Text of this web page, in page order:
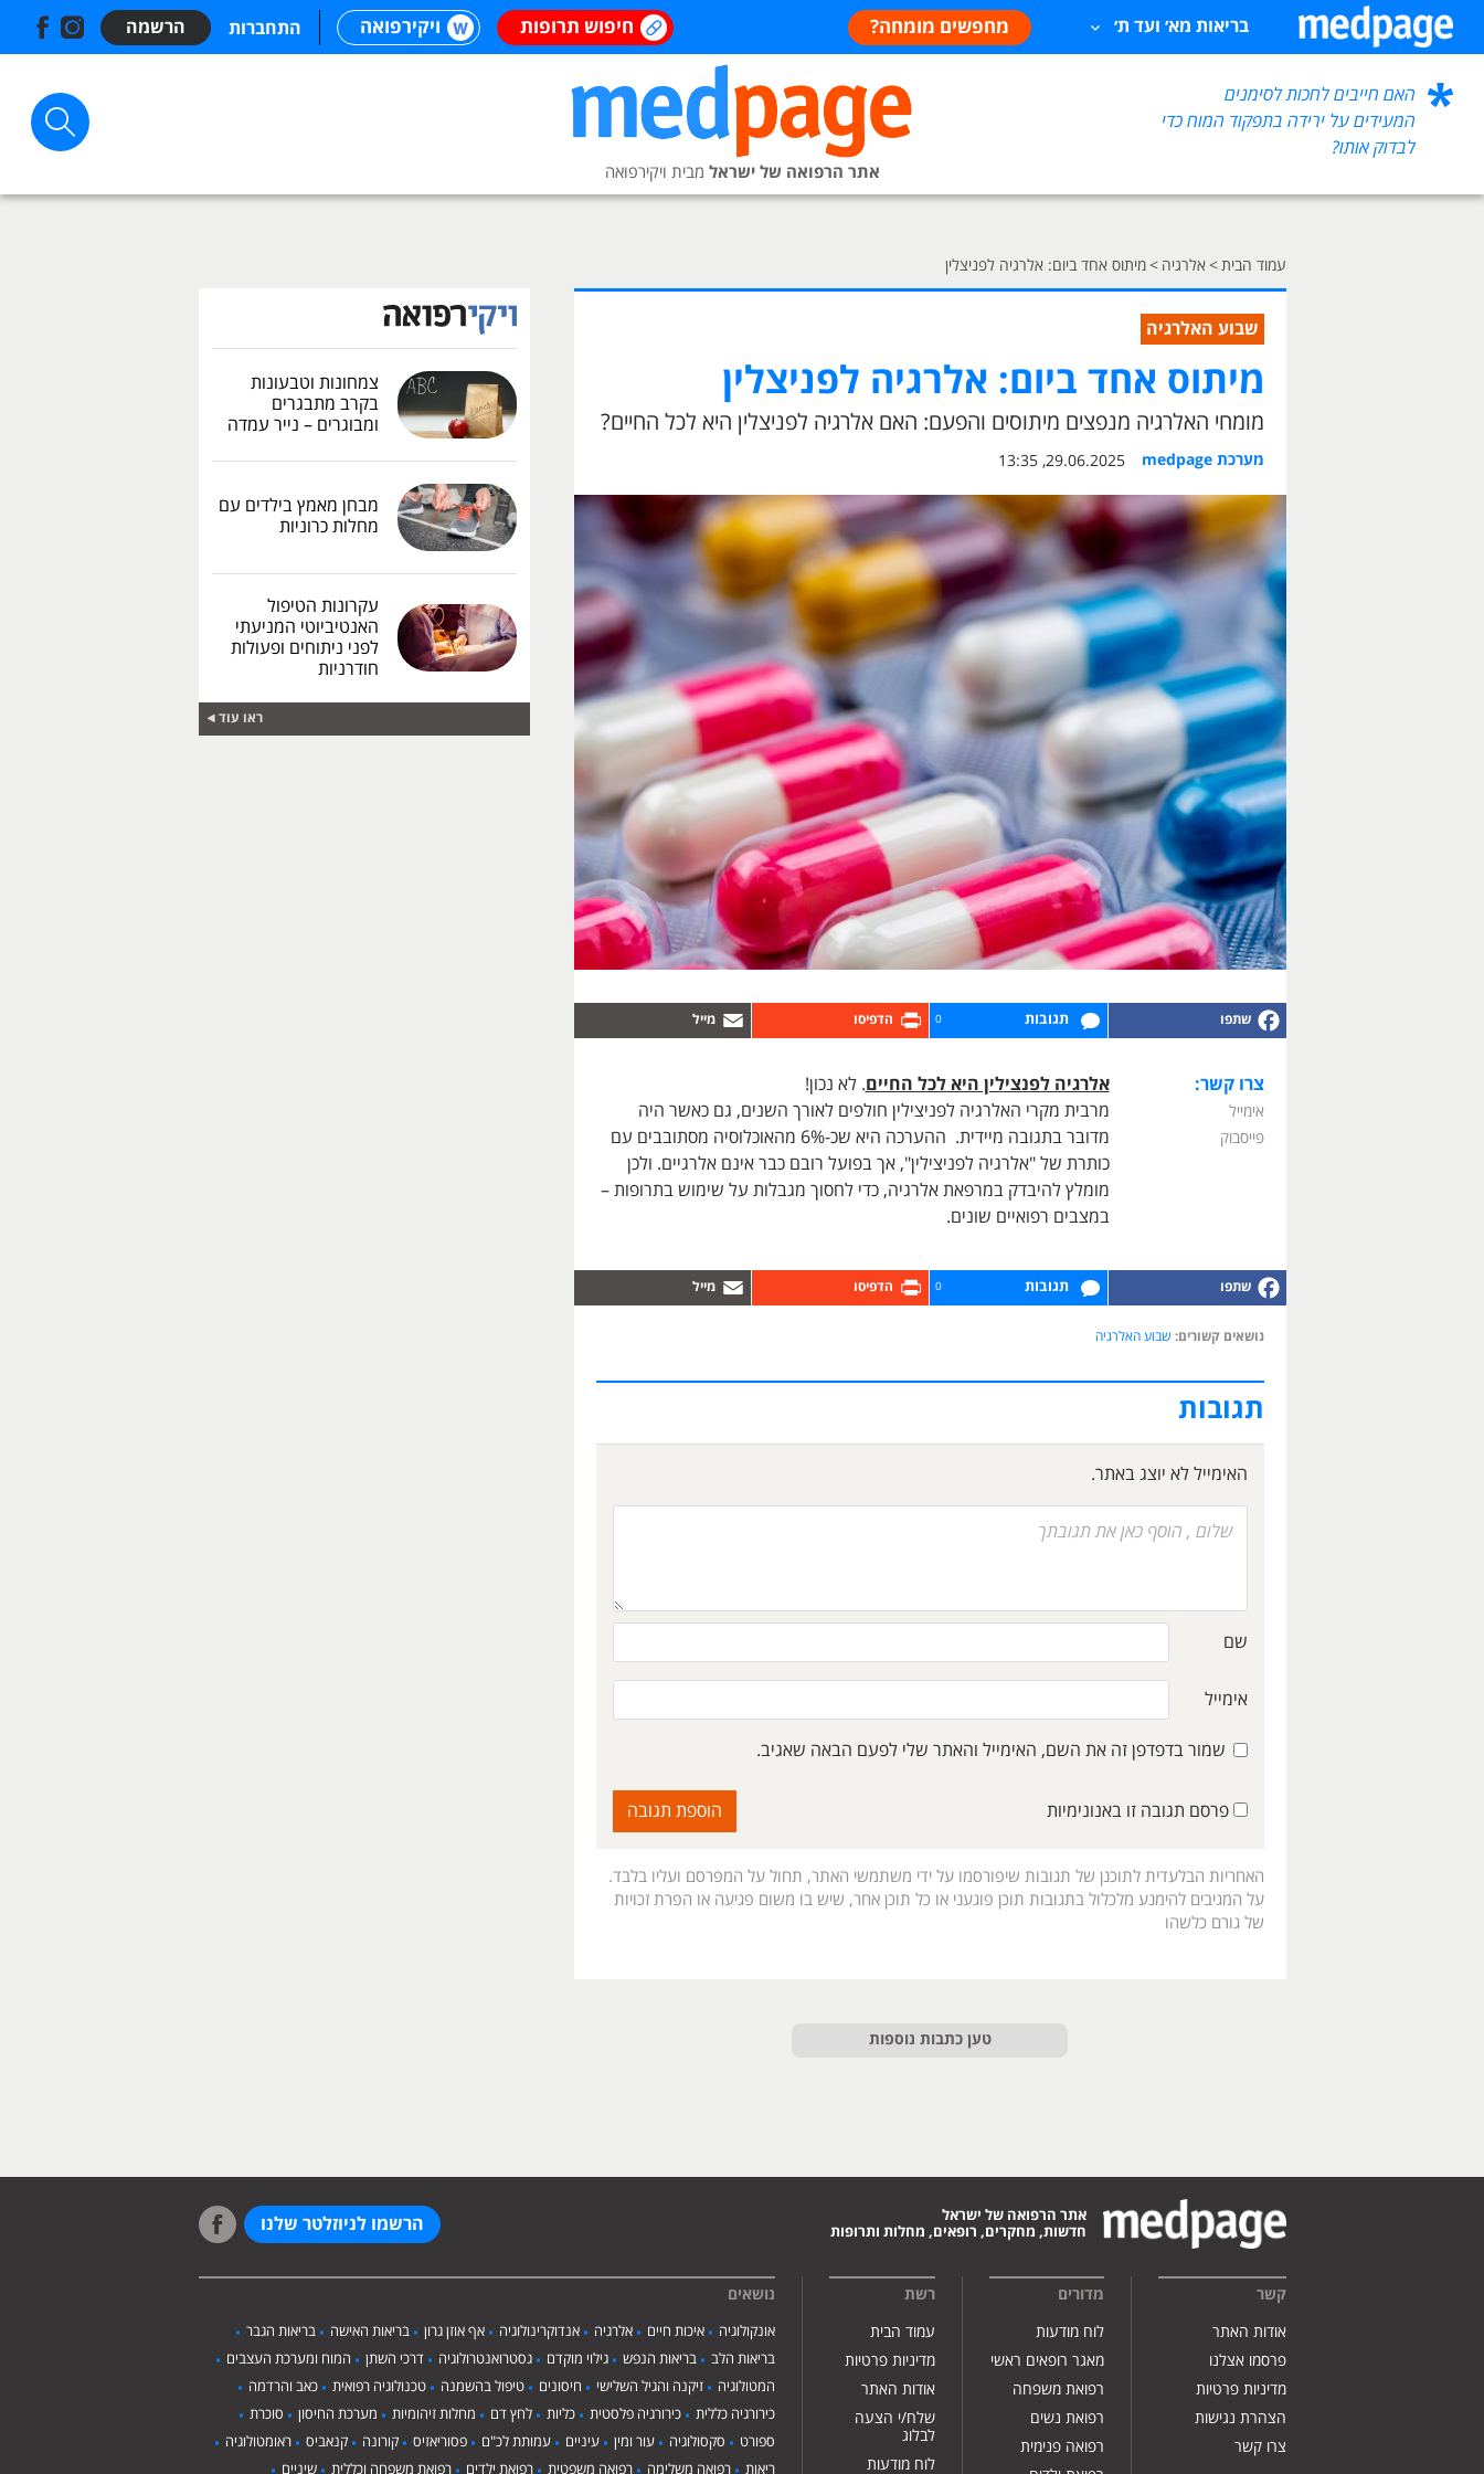
בריאות מא׳ ועד ת׳ מחפשים מומחה? חיפוש תרופות ויקירפואה התחברות הרשמה
האם חייבים לחכות לסימנים
המעידים על ירידה בתפקוד המוח כדי
לבדוק אותו?
אתר הרפואה של ישראל מבית ויקירפואה
עמוד הבית > אלרגיה > מיתוס אחד ביום: אלרגיה לפניצלין
שבוע האלרגיה
מיתוס אחד ביום: אלרגיה לפניצלין
מומחי האלרגיה מנפצים מיתוסים והפעם: האם אלרגיה לפניצלין היא לכל החיים?
מערכת medpage 29.06.2025, 13:35
תגובות 0
צרו קשר:
אימייל
פייסבוק
אלרגיה לפנצילין היא לכל החיים. לא נכון!
מרבית מקרי האלרגיה לפניצילין חולפים לאורך השנים, גם כאשר היה
מדובר בתגובה מיידית. ההערכה היא שכ-6% מהאוכלוסיה מסתובבים עם
כותרת של "אלרגיה לפניצילין", אך בפועל רובם כבר אינם אלרגיים. ולכן
מומלץ להיבדק במרפאת אלרגיה, כדי לחסוך מגבלות על שימוש בתרופות –
במצבים רפואיים שונים.
תגובות 0
נושאים קשורים: שבוע האלרגיה
תגובות
האימייל לא יוצג באתר.
שם
אימייל
שמור בדפדפן זה את השם, האימייל והאתר שלי לפעם הבאה שאגיב.
פרסם תגובה זו באנונימיות
האחריות הבלעדית לתוכנן של תגובות שיפורסמו על ידי משתמשי האתר, תחול על המפרסם ועליו בלבד.
על המגיבים להימנע מלכלול בתגובות תוכן פוגעני או כל תוכן אחר, שיש בו משום פגיעה או הפרת זכויות
של גורם כלשהו
טען כתבות נוספות
צמחונות וטבעונות
בקרב מתבגרים
ומבוגרים – נייר עמדה
מבחן מאמץ בילדים עם
מחלות כרוניות
עקרונות הטיפול
האנטיביוטי המניעתי
לפני ניתוחים ופעולות
חודרניות
ראו עוד
אתר הרפואה של ישראל
חדשות, מחקרים, רופאים, מחלות ותרופות
הרשמו לניוזלטר שלנו
קשר
אודות האתר
פרסמו אצלנו
מדיניות פרטיות
הצהרת נגישות
צרו קשר
מדורים
לוח מודעות
מאגר רופאים ראשי
רפואת משפחה
רפואת נשים
רפואה פנימית
רשת
עמוד הבית
מדיניות פרטיות
אודות האתר
שלח/י הצעה
לבלוג
לוח מודעות
נושאים
אונקולוגיה איכות חיים אלרגיה אנדוקרינולוגיה אף אוזן גרון בריאות האישה
בריאות הגבר
בריאות הלב
בריאות הנפש גילוי מוקדם גסטרואנטרולוגיה דרכי השתן
המוח ומערכת העצבים
המטולוגיה
זיקנה והגיל השלישי חיסונים טיפול בהשמנה טכנולוגיה רפואית
כאב והרדמה
כירורגיה כללית
כירורגיה פלסטית כליות לחץ דם מחלות זיהומיות מערכת החיסון
סוכרת
ספורט
סקסולוגיה עור ומין עיניים עמותת לכ"ם פסוריאזיס קורונה קנאביס
ראומטולוגיה
ריאות
רפואה משלימה רפואה משפטית רפואת ילדים רפואת משפחה וכללית שיניים